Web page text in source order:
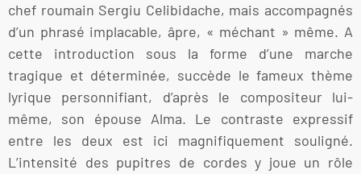
chef roumain Sergiu Celibidache, mais accompagnés
d’un phrasé implacable, âpre, « méchant » même. A
cette introduction sous la forme d’une marche
tragique et déterminée, succède le fameux thème
lyrique personnifiant, d’après le compositeur lui-
même, son épouse Alma. Le contraste expressif
entre les deux est ici magnifiquement souligné.
L’intensité des pupitres de cordes y joue un rôle